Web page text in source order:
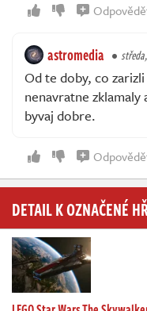
astromedia
Od te doby, co
nenavratne
byvaj dobre.
DETAIL K OZNAČENÉ